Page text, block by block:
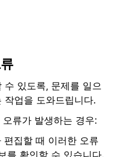
있도록, 문제를 일으
작업을 도와드립니다.
오류가 발생하는 경우:
편집할 때 이러한 오류